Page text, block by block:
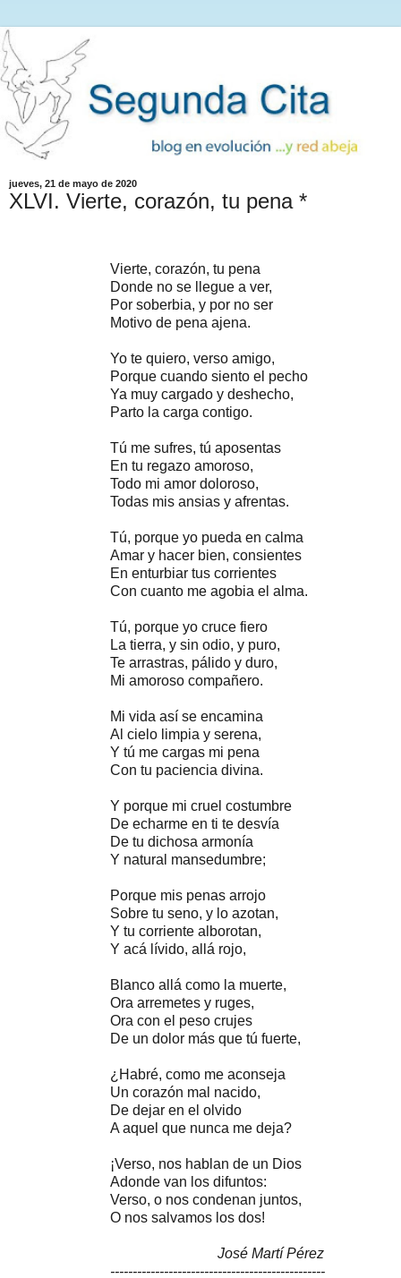
jueves, 21 de mayo de 2020
XLVI. Vierte, corazón, tu pena *
Vierte, corazón, tu pena
Donde no se llegue a ver,
Por soberbia, y por no ser
Motivo de pena ajena.
Yo te quiero, verso amigo,
Porque cuando siento el pecho
Ya muy cargado y deshecho,
Parto la carga contigo.
Tú me sufres, tú aposentas
En tu regazo amoroso,
Todo mi amor doloroso,
Todas mis ansias y afrentas.
Tú, porque yo pueda en calma
Amar y hacer bien, consientes
En enturbiar tus corrientes
Con cuanto me agobia el alma.
Tú, porque yo cruce fiero
La tierra, y sin odio, y puro,
Te arrastras, pálido y duro,
Mi amoroso compañero.
Mi vida así se encamina
Al cielo limpia y serena,
Y tú me cargas mi pena
Con tu paciencia divina.
Y porque mi cruel costumbre
De echarme en ti te desvía
De tu dichosa armonía
Y natural mansedumbre;
Porque mis penas arrojo
Sobre tu seno, y lo azotan,
Y tu corriente alborotan,
Y acá lívido, allá rojo,
Blanco allá como la muerte,
Ora arremetes y ruges,
Ora con el peso crujes
De un dolor más que tú fuerte,
¿Habré, como me aconseja
Un corazón mal nacido,
De dejar en el olvido
A aquel que nunca me deja?
¡Verso, nos hablan de un Dios
Adonde van los difuntos:
Verso, o nos condenan juntos,
O nos salvamos los dos!
José Martí Pérez
------------------------------------------------